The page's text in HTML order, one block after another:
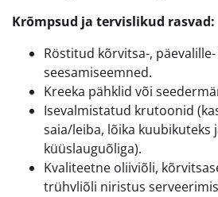
Krõmpsud ja tervislikud rasvad:
Röstitud kõrvitsa-,
seesamiseemned.
Kreeka pähklid või
Isevalmistatud krutoonid
saia/leiba, lõika kuubikuteks
küüslauguõliga).
Kvaliteetne oliiviõli,
trühvliõli niristus